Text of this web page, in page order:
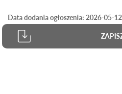
Data dodania ogłoszenia: 2026-05-12